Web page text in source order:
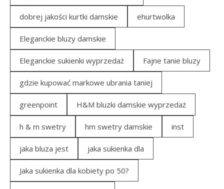
dobrej jakości kurtki damskie ehurtwolka
Eleganckie bluzy damskie
Eleganckie sukienki wyprzedaż Fajne tanie bluzy
gdzie kupować markowe ubrania taniej
greenpoint H&M bluzki damskie wyprzedaż
h & m swetry hm swetry damskie inst
jaka bluza jest jaka sukienka dla
Jaka sukienka dla kobiety po 50?